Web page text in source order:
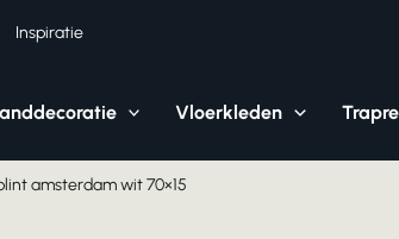
Inspiratie
Vloerkleden
amsterdam wit 70×15